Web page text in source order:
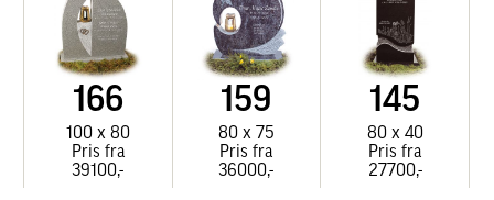
166
100 x 80
Pris fra
39100,-
159
80 x 75
Pris fra
36000,-
145
80 x 40
Pris fra
27700,-